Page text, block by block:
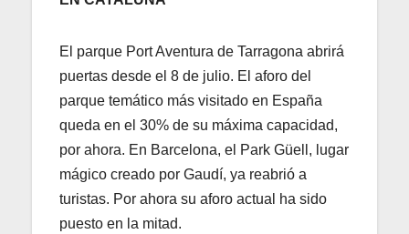
El parque Port Aventura de Tarragona abrirá
puertas desde el 8 de julio. El aforo del
parque temático más visitado en España
queda en el 30% de su máxima capacidad,
por ahora. En Barcelona, el Park Güell, lugar
mágico creado por Gaudí, ya reabrió a
turistas. Por ahora su aforo actual ha sido
puesto en la mitad.